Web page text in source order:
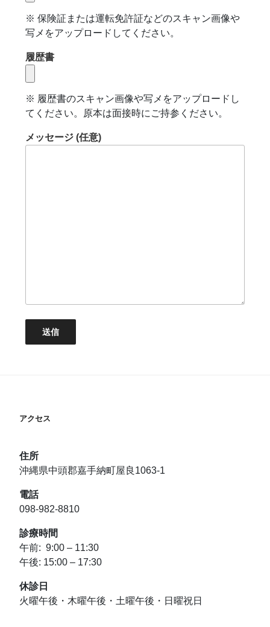
※ 保険証または運転免許証などのスキャン画像や
写メをアップロードしてください。
履歴書
※ 履歴書のスキャン画像や写メをアップロードし
てください。原本は面接時にご持参ください。
メッセージ (任意)
アクセス
住所
沖縄県中頭郡嘉手納町屋良1063-1
電話
098-982-8810
診療時間
午前: 9:00 – 11:30
午後: 15:00 – 17:30
休診日
火曜午後・木曜午後・土曜午後・日曜祝日